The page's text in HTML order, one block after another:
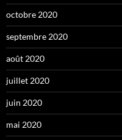
octobre 2020
septembre 2020
août 2020
juillet 2020
juin 2020
mai 2020